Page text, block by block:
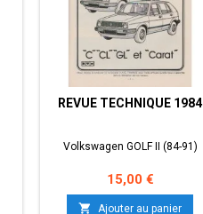
REVUE TECHNIQUE 1984
Volkswagen GOLF II (84-91)
Prix
15,00 €
 Ajouter au panier